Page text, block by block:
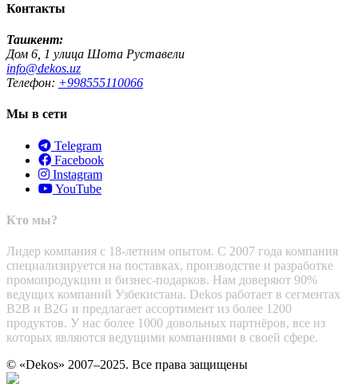
Контакты
Ташкент:
Дом 6, 1 улица Шота Руставели
info@dekos.uz
Телефон: +998555110066
Мы в сети
Telegram
Facebook
Instagram
YouTube
Кто мы?
Лидер компания с 18-летним опытом. С 2007 года компания
специализируется на поставках, производстве и разработке
промопродукции и бизнес-подарков. Нам доверяют 90%
ведущих компаний Узбекистана. Dekos работает в сегментах
B2B и B2G и предлагает ассортимент из более 1200
продуктов. У нас более 1000 довольных партнёров, все из
которых являются ведущими компаниями в своей сфере.
© «Dekos» 2007–2025. Все права защищены